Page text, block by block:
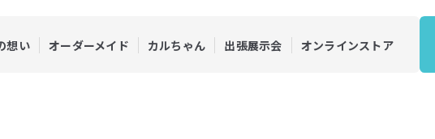
想い オーダーメイド カルちゃん 出張展示会 オンラインストア